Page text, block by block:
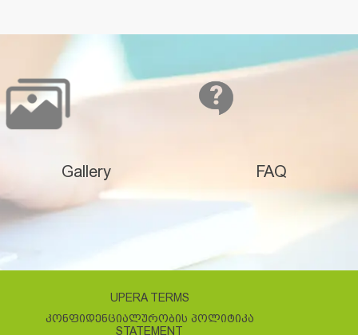
Gallery FAQ
UPERA TERMS
ᲙᲝᲜᲤᲘᲓᲔᲜᲪᲘᲐᲚᲣᲠᲝᲑᲘᲡ ᲞᲝᲚᲘᲢᲘᲙᲐ
STATEMENT